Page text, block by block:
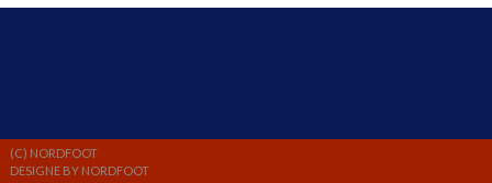
(C) NORDFOOT
DESIGNE BY NORDFOOT